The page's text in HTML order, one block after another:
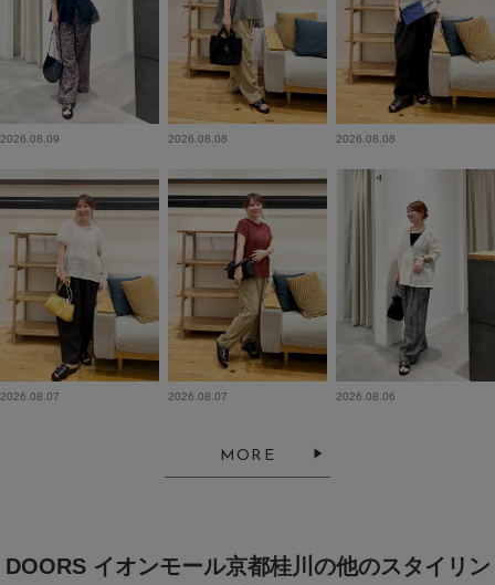
2026.08.09 2026.08.08 2026.08.08
2026.08.07 2026.08.07 2026.08.06
MORE
DOORS イオンモール京都桂川の他のスタイリン